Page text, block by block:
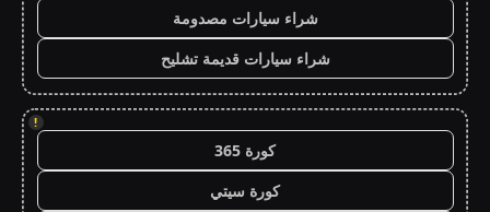
شراء سيارات مصدومة
شراء سيارات قديمة تشليح
!
كورة 365
كورة سيتي